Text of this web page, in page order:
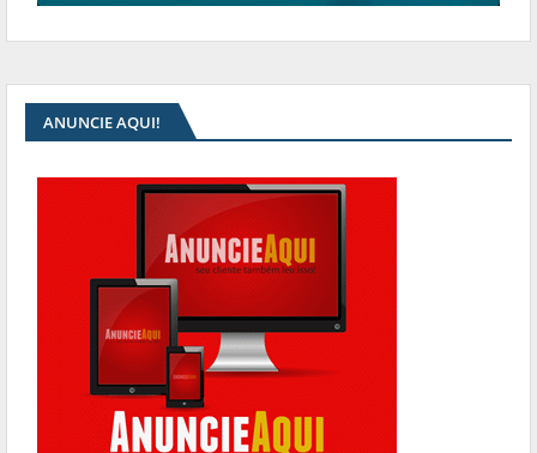
ANUNCIE AQUI!